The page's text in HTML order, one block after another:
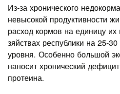
Из-за хронического
невысокой продуктивности
расход кормов на единицу
зяйствах республики на 25-
уровня. Особенно большой
наносит хронический
протеина.